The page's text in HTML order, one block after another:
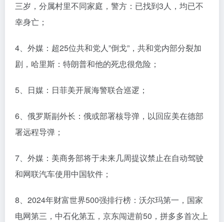
三岁，分属村里不同家庭，警方：已找到3人，均已不
幸身亡；
4、外媒：超25位共和党人”倒戈”，共和党内部分裂加
剧，哈里斯：特朗普和他的死忠很危险；
5、日媒：日菲美开展海警联合巡逻；
6、俄罗斯副外长：俄或部署核导弹，以回应美在德部
署远程导弹；
7、外媒：美商务部将于未来几周提议禁止在自动驾驶
和网联汽车使用中国软件；
8、2024年财富世界500强排行榜：沃尔玛第一，国家
电网第三，中石化第五，京东闯进前50，拼多多首次上